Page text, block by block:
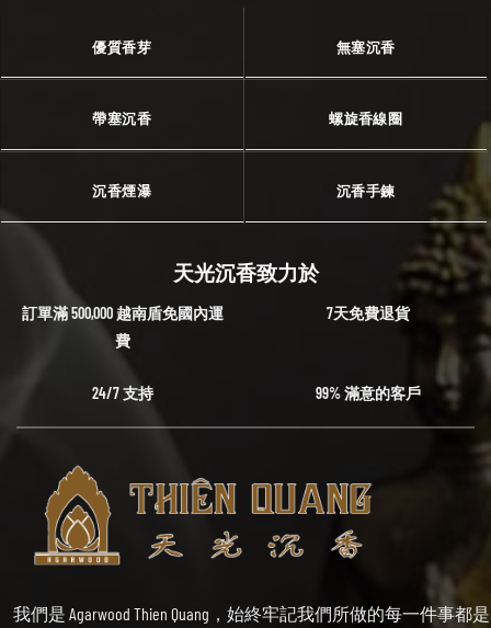
優質香芽 無塞沉香
帶塞沉香 螺旋香線圈
沉香煙瀑 沉香手鍊
天光沉香致力於
訂單滿 500,000 越南盾免國內運
費
7天免費退貨
24/7 支持 99% 滿意的客戶
我們是 Agarwood Thien Quang，始終牢記我們所做的每一件事都是